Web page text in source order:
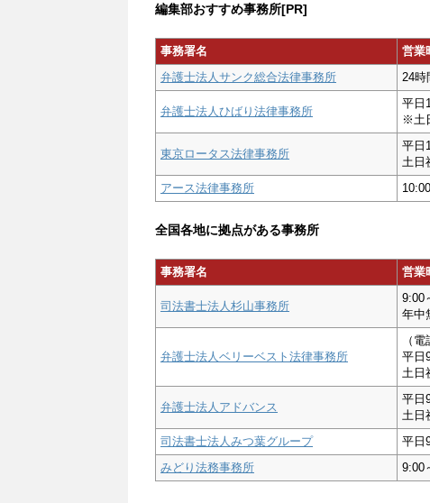
編集部おすすめ事務所[PR]
事務署名 営業
弁護士法人サンク総合法律事務所
24時
弁護士法人ひばり法律事務所
平日
※土
東京ロータス法律事務所
平日
土日
アース法律事務所
全国各地に拠点がある事務所
事務署名 営業
司法書士法人杉山事務所
9:00
年中
弁護士法人ベリーベスト法律事務所
（
平日
土日
弁護士法人アドバンス
平日
土日
司法書士法人みつ葉グループ 平日
みどり法務事務所
9:00